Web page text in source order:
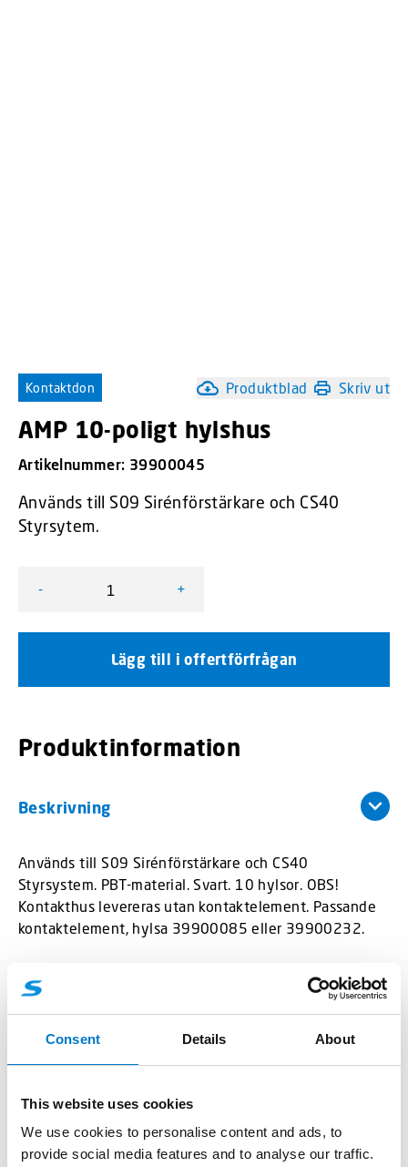
Consent Details About
This website uses cookies
We use cookies to personalise content and ads, to
provide social media features and to analyse our traffic.
Kontaktdon Produktblad Skriv ut
AMP 10-poligt hylshus
Artikelnummer: 39900045
Används till S09 Sirénförstärkare och CS40
Styrsytem.
-
AMP 10-poligt hylshus mängd
+
Lägg till i offertförfrågan
Produktinformation
Beskrivning
Används till S09 Sirénförstärkare och CS40
Styrsystem. PBT-material. Svart. 10 hylsor. OBS!
Kontakthus levereras utan kontaktelement. Passande
kontaktelement, hylsa 39900085 eller 39900232.
Tillbehör